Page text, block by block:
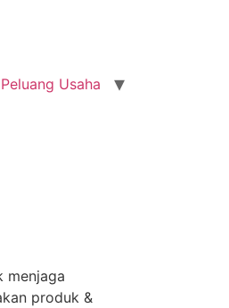
Peluang Usaha
menjaga
produk &